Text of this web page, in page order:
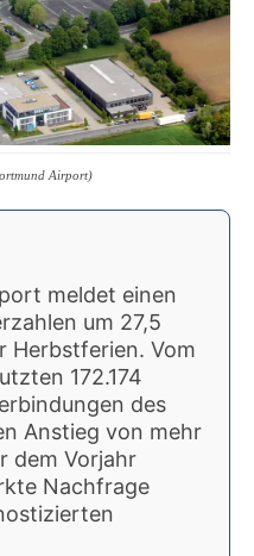
Airport)
meldet einen
um 27,5
Herbstferien. Vom
172.174
des
Anstieg von mehr
dem Vorjahr
Nachfrage